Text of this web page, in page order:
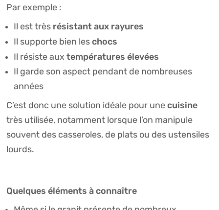
Par exemple :
Il est très résistant aux rayures
Il supporte bien leschocs
Il résiste aux températures élevées
Il garde son aspect pendant de nombreuses
années
C’est donc une solution idéale pour unecuisine
très utilisée, notamment lorsque l’on manipule
souvent des casseroles, de plats ou des ustensiles
lourds.
Quelques éléments à connaître